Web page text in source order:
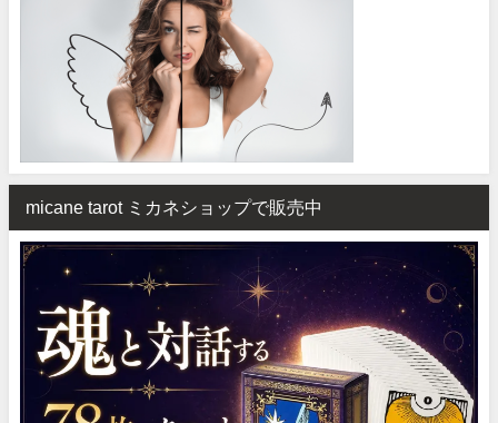
micane tarot ミカネショップで販売中